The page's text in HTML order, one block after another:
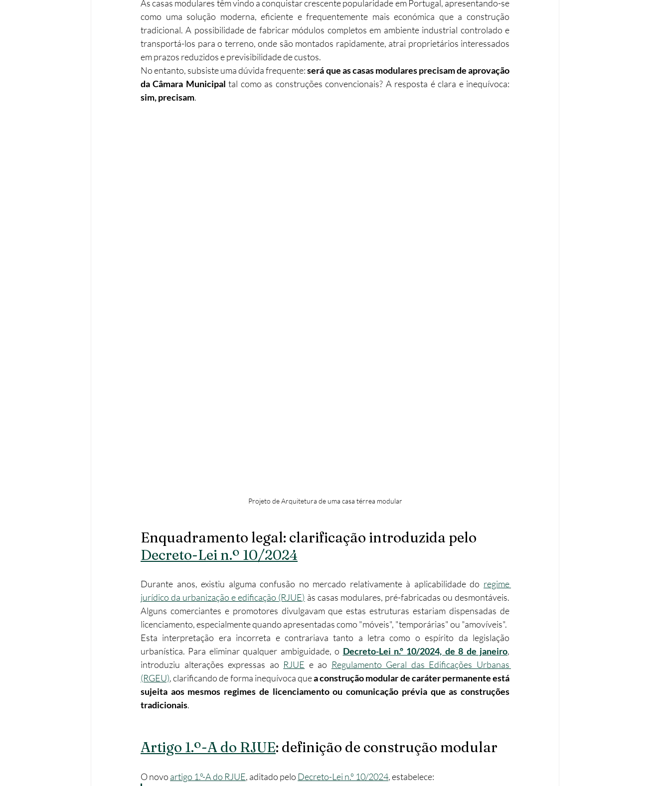
Operações urbanísticas Reabilitação Imobiliário Alojamento Local Obras Eficiência energética
Acessibilidades Remodelação Turismo Sustentabilidade
As casas modulares têm vindo a conquistar crescente popularidade em Portugal, apresentando-se
como uma solução moderna, eficiente e frequentemente mais económica que a construção
tradicional. A possibilidade de fabricar módulos completos em ambiente industrial controlado e
transportá-los para o terreno, onde são montados rapidamente, atrai proprietários interessados
em prazos reduzidos e previsibilidade de custos.
No entanto, subsiste uma dúvida frequente: será que as casas modulares precisam de aprovação
da Câmara Municipal
sim, precisam.
Projeto de Arquitetura de uma casa térrea modular
Enquadramento legal: clarificação introduzida pelo
Decreto-Lei n.º 10/2024
Durante anos, existiu alguma confusão no mercado relativamente à aplicabilidade do regime
jurídico da urbanização e edificação (RJUE) às casas modulares, pré-fabricadas ou desmontáveis.
Alguns comerciantes e promotores divulgavam que estas estruturas estariam dispensadas de
licenciamento, especialmente quando apresentadas como "móveis", "temporárias" ou "amovíveis".
Esta interpretação era incorreta e contrariava tanto a letra como o espírito da legislação
urbanística. Para eliminar qualquer ambiguidade, o Decreto-Lei n.º 10/2024, de 8 de janeiro,
introduziu alterações expressas ao RJUE e ao Regulamento Geral das Edificações Urbanas
(RGEU), clarificando de forma inequívoca que a construção modular de caráter permanente está
sujeita aos mesmos regimes de licenciamento ou comunicação prévia que as construções
tradicionais.
Artigo 1.º-A do RJUE: definição de construção modular
O novo artigo 1.º-A do RJUE, aditado pelo Decreto-Lei n.º 10/2024, estabelece: